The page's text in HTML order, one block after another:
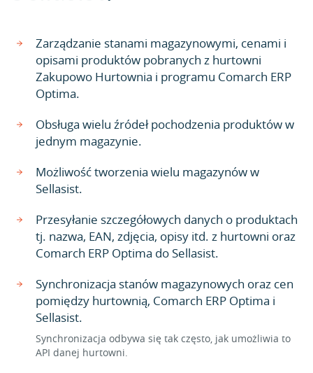
Zarządzanie stanami magazynowymi, cenami i
opisami produktów pobranych z hurtowni
Zakupowo Hurtownia i programu Comarch ERP
Optima.
Obsługa wielu źródeł pochodzenia produktów w
jednym magazynie.
Możliwość tworzenia wielu magazynów w
Sellasist.
Przesyłanie szczegółowych danych o produktach
tj. nazwa, EAN, zdjęcia, opisy itd. z hurtowni oraz
Comarch ERP Optima do Sellasist.
Synchronizacja stanów magazynowych oraz cen
pomiędzy hurtownią, Comarch ERP Optima i
Sellasist.
Synchronizacja odbywa się tak często, jak umożliwia to
API danej hurtowni.